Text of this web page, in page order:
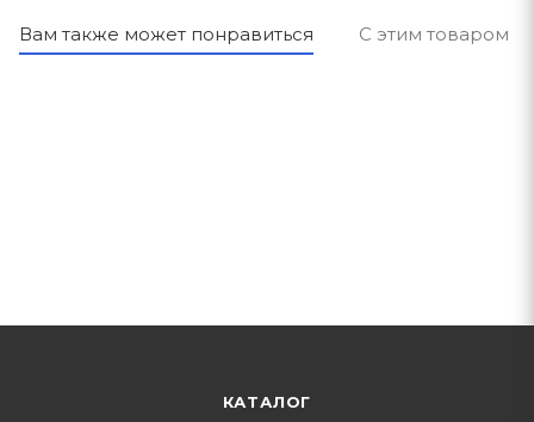
Вам также может понравиться С этим товаром
КАТАЛОГ